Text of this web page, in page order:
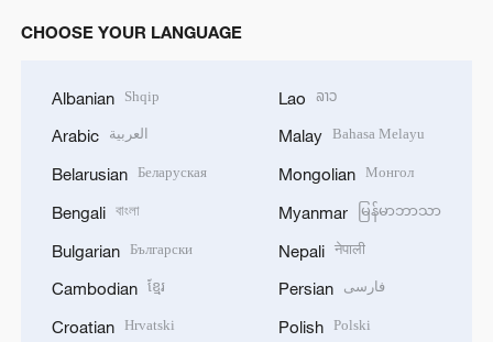
CHOOSE YOUR LANGUAGE
Albanian Shqip
Arabic العربية
Belarusian Беларуская
Bengali বাংলা
Bulgarian Български
Cambodian ខ្មែរ
Croatian Hrvatski
Lao ລາວ
Malay Bahasa Melayu
Mongolian Монгол
Myanmar မြန်မာဘာသာ
Nepali नेपाली
Persian فارسی
Polish Polski